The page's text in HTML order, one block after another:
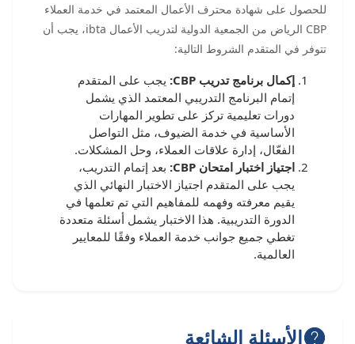
للحصول على شهادة محترف الأعمال المعتمد في خدمة العملاء
CBP الرياض من الجمعية الدولية لتدريب الأعمال ibta، يجب أن
تتوفر في المتقدم الشروط التالية:
إكمال برنامج تدريب CBP:
يجب على المتقدم
إتمام البرنامج التدريبي المعتمد الذي يشمل
دورات تعليمية تركز على تطوير المهارات
الأساسية في خدمة الضيوف، مثل التواصل
الفعّال، إدارة علاقات العملاء، وحل المشكلات.
اجتياز اختبار امتحان CBP:
بعد إتمام التدريب،
يجب على المتقدم اجتياز الاختبار النهائي الذي
يقيم معرفته وفهمه للمفاهيم التي تم تعلمها في
الدورة التدريبية. هذا الاختبار يشمل أسئلة متعددة
تغطي جميع جوانب خدمة العملاء وفقًا للمعايير
العالمية.
الأسئلة الشائعة